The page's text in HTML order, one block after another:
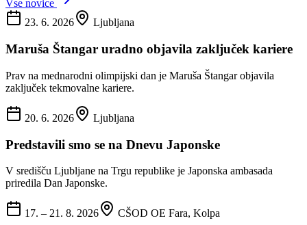
Vse novice
23. 6. 2026
Ljubljana
Maruša Štangar uradno objavila zaključek kariere
Prav na mednarodni olimpijski dan je Maruša Štangar objavila
zaključek tekmovalne kariere.
20. 6. 2026 Ljubljana
Predstavili smo se na Dnevu Japonske
V središču Ljubljane na Trgu republike je Japonska ambasada
priredila Dan Japonske.
17. – 21. 8. 2026 CŠOD OE Fara, Kolpa